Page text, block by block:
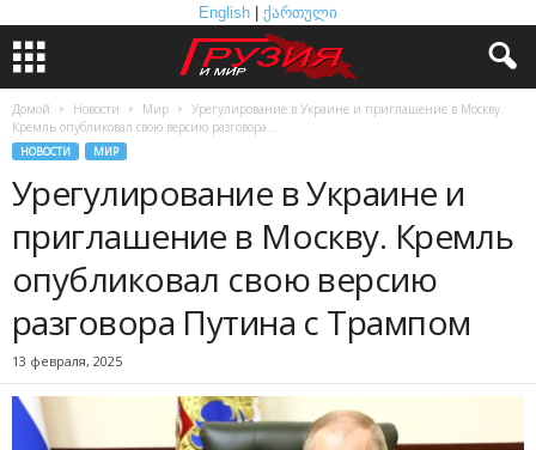
English ქართული
Домой Новости Мир
Урегулирование в Украине и приглашение в Москву.
Кремль опубликовал свою версию разговора...
НОВОСТИ МИР
Урегулирование в Украине и
приглашение в Москву. Кремль
опубликовал свою версию
разговора Путина с Трампом
13 февраля, 2025